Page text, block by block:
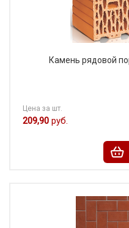
Камень рядовой
Цена за шт.
209,90 руб.